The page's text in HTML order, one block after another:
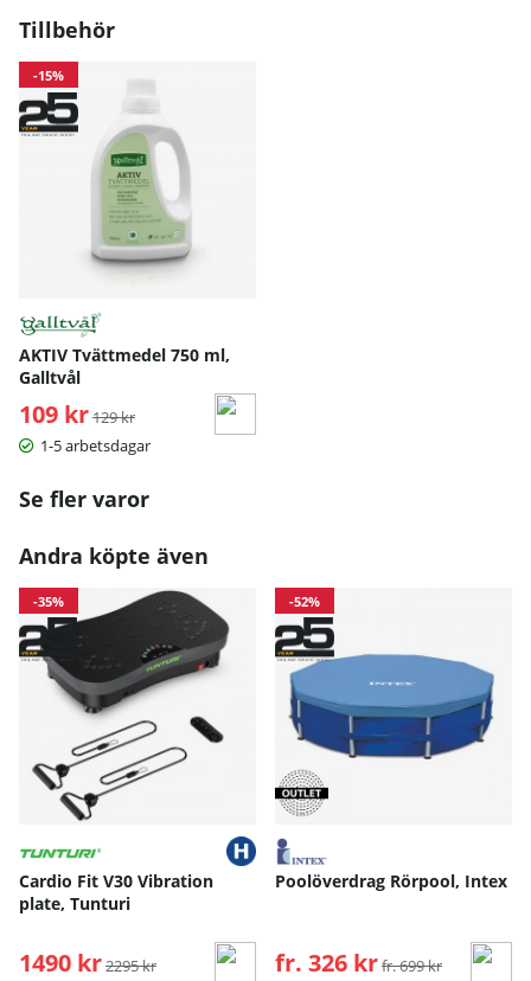
Tillbehör
-15%
AKTIV Tvättmedel 750 ml,
Galltvål
109 kr Ordinarie pris:
129 kr
1-5 arbetsdagar
Se fler varor
Andra köpte även
-35%
Cardio Fit V30 Vibration
plate, Tunturi
1490 kr Ordinarie pris:
2295 kr
-52%
Poolöverdrag Rörpool, Intex
fr. 326 kr Ordinarie pris:
fr. 699 kr